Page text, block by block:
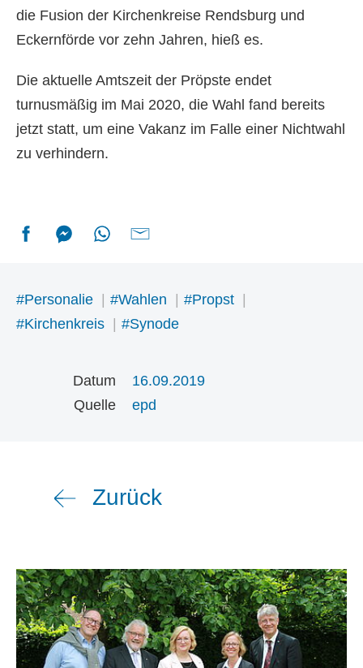
die Fusion der Kirchenkreise Rendsburg und
Eckernförde vor zehn Jahren, hieß es.
Die aktuelle Amtszeit der Pröpste endet
turnusmäßig im Mai 2020, die Wahl fand bereits
jetzt statt, um eine Vakanz im Falle einer Nichtwahl
zu verhindern.
#Personalie #Wahlen
#Propst
#Kirchenkreis
#Synode
Datum
16.09.2019
Quelle
epd
Zurück